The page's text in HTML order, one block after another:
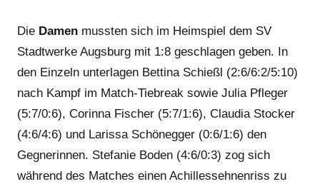
Die Damen mussten sich im Heimspiel dem SV
Stadtwerke Augsburg mit 1:8 geschlagen geben. In
den Einzeln unterlagen Bettina Schießl (2:6/6:2/5:10)
nach Kampf im Match-Tiebreak sowie Julia Pfleger
(5:7/0:6), Corinna Fischer (5:7/1:6), Claudia Stocker
(4:6/4:6) und Larissa Schönegger (0:6/1:6) den
Gegnerinnen. Stefanie Boden (4:6/0:3) zog sich
während des Matches einen Achillessehnenriss zu